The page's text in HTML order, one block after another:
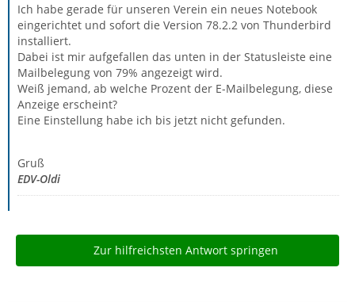
Ich habe gerade für unseren Verein ein neues Notebook
eingerichtet und sofort die Version 78.2.2 von Thunderbird
installiert.
Dabei ist mir aufgefallen das unten in der Statusleiste eine
Mailbelegung von 79% angezeigt wird.
Weiß jemand, ab welche Prozent der E-Mailbelegung, diese
Anzeige erscheint?
Eine Einstellung habe ich bis jetzt nicht gefunden.
Gruß
EDV-Oldi
Zur hilfreichsten Antwort springen